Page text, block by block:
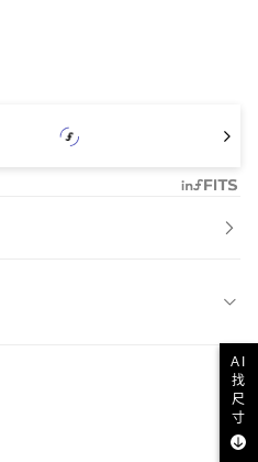
AI
找
尺
寸